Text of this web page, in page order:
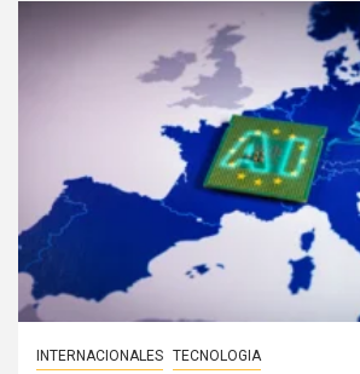
INTERNACIONALES TECNOLOGIA